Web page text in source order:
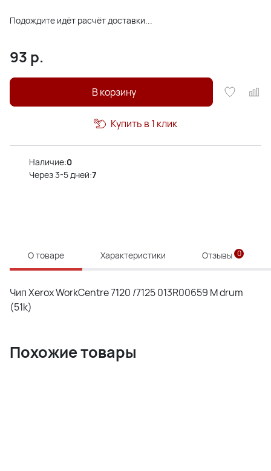
Подождите идёт расчёт доставки...
93 р.
В корзину
Купить в 1 клик
Наличие:0
Через 3-5 дней:7
О товаре Характеристики Отзывы 0
Чип Xerox WorkCentre 7120 /7125 013R00659 M drum
(51k)
Похожие товары